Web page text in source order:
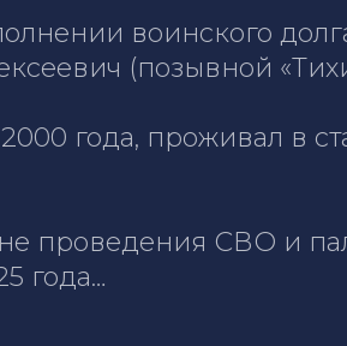
воинского
(позывной
года, проживал в
проведения СВО и
года…